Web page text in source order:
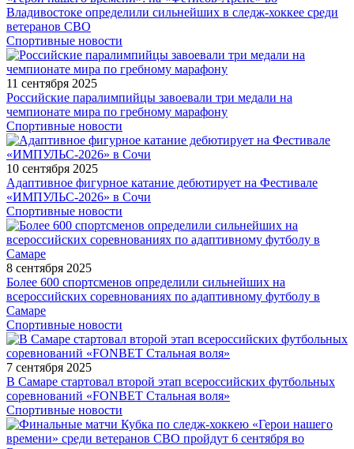
Владивостоке определили сильнейших в следж-хоккее среди
ветеранов СВО
Спортивные новости
11 сентября 2025
Российские паралимпийцы завоевали три медали на
чемпионате мира по гребному марафону
Спортивные новости
10 сентября 2025
Адаптивное фигурное катание дебютирует на Фестивале
«ИМПУЛЬС-2026» в Сочи
Спортивные новости
8 сентября 2025
Более 600 спортсменов определили сильнейших на
всероссийских соревнованиях по адаптивному футболу в
Самаре
Спортивные новости
7 сентября 2025
В Самаре стартовал второй этап всероссийских футбольных
соревнований «FONBET Стальная воля»
Спортивные новости